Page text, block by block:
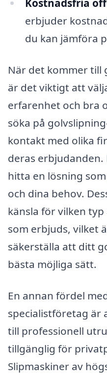
Kostnadsfria
erbjuder
du kan jämföra
När det kommer till
är det viktigt att
erfarenhet och bra
söka på
kontakt med olika
deras
hitta en lösning
och dina behov.
känsla för vilken
som erbjuds, vilket
säkerställa att ditt
bästa möjliga sätt.
En annan fördel
specialistföretag är
till professionell
tillgänglig för
Slipmaskiner av